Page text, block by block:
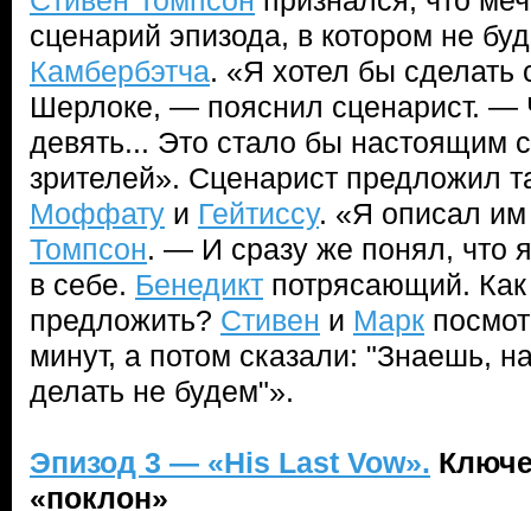
сценарий эпизода, в котором не
Камбербэтча. «Я хотел бы
Шерлоке, — пояснил сценарист. —
девять... Это стало бы настоящим
зрителей». Сценарист предложил
Моффату и Гейтиссу. «Я описал
Томпсон. — И сразу же понял, что
в себе. Бенедикт потрясающий.
предложить? Стивен и Марк
минут, а потом сказали: "Знаешь,
делать не будем"».
Эпизод 3 — «His Last Vow».
«поклон»